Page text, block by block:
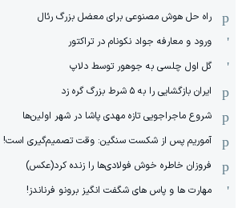
راه حل هوش مصنوعی برای معضل بزرگ رئال
ورود و معارفه جواد نکونام در تراکتور
گل اول چلسی به جوهور توسط دلاپ
ایران بازگشایی را به ۵ شرط بزرگ گره زد
شروع ماجراجویی تازه مهدی پاشا در شهر اولین‌ها
آموریم پس از شکست سنگین: وقت تصمیم‌گیری است!
فروزان خاطره خوش فولادی‌ها را زنده کرد(عکس)
مهارت ها و پاس های شگفت انگیز برونو فرناندز!